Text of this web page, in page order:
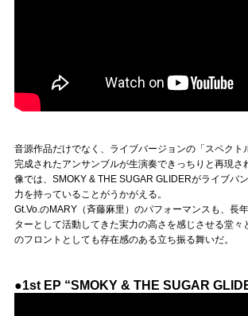
音源作品だけでなく、ライブバージョンの「スペクト
完成されたアンサンブルが生演奏できっちりと再現さ
像では、SMOKY & THE SUGAR GLIDERがライブバ
力を持っていることがうかがえる。
Gt.Vo.のMARY（斉藤麻里）のパフォーマンスも、長
ターとして活動してきた実力の高さを感じさせる堂々
のフロントとしても存在感のある立ち振る舞いだ。
●1st EP “SMOKY & THE SUGAR